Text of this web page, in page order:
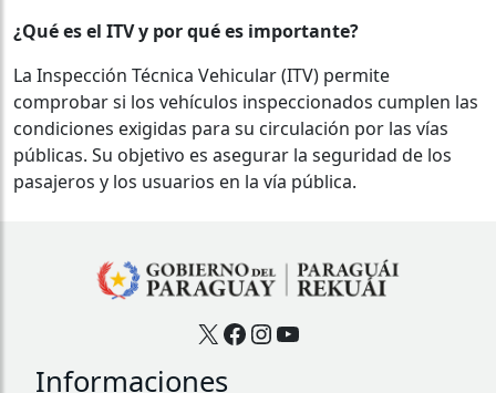
¿Qué es el ITV y por qué es importante?
La Inspección Técnica Vehicular (ITV) permite
comprobar si los vehículos inspeccionados cumplen las
condiciones exigidas para su circulación por las vías
públicas. Su objetivo es asegurar la seguridad de los
pasajeros y los usuarios en la vía pública.
X Facebook
Instagram
YouTube
Informaciones